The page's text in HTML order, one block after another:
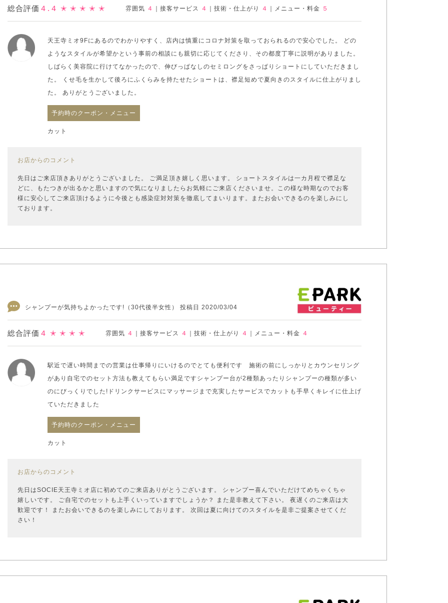
総合評価 ４.４ ✭ ✭ ✭ ✭ ✭ 雰囲気 ４ ｜ 接客サービス ４ ｜ 技術・仕上がり ４ ｜ メニュー・料金 ５
天王寺ミオ9Fにあるのでわかりやすく、店内は慎重にコロナ対策を取っておられるので安心でした。 どの
ようなスタイルが希望かという事前の相談にも親切に応じてくださり、その都度丁寧に説明がありました。
しばらく美容院に行けてなかったので、伸びっぱなしのセミロングをさっぱりショートにしていただきまし
た。 くせ毛を生かして後ろにふくらみを持たせたショートは、襟足短めで夏向きのスタイルに仕上がりまし
た。 ありがとうございました。
予約時のクーポン・メニュー
カット
お店からのコメント
先日はご来店頂きありがとうございました。 ご満足頂き嬉しく思います。 ショートスタイルは一カ月程で襟足な
どに、もたつきが出るかと思いますので気になりましたらお気軽にご来店くださいませ。この様な時期なのでお客
様に安心してご来店頂けるように今後とも感染症対対策を徹底してまいります。またお会いできるのを楽しみにし
ております。
シャンプーが気持ちよかったです! （30代後半女性） 投稿日 2020/03/04
総合評価 ４ ✭ ✭ ✭ ✭ 雰囲気 ４ ｜ 接客サービス ４ ｜ 技術・仕上がり ４ ｜ メニュー・料金 ４
駅近で遅い時間までの営業は仕事帰りにいけるのでとても便利です 施術の前にしっかりとカウンセリング
があり自宅でのセット方法も教えてもらい満足ですシャンプー台が2種類あったりシャンプーの種類が多い
のにびっくりでした!ドリンクサービスにマッサージまで充実したサービスでカットも手早くキレイに仕上げ
ていただきました
予約時のクーポン・メニュー
カット
お店からのコメント
先日はSOCIE天王寺ミオ店に初めてのご来店ありがとうございます。 シャンプー喜んでいただけてめちゃくちゃ
嬉しいです。 ご自宅でのセットも上手くいっていますでしょうか？ また是非教えて下さい。 夜遅くのご来店は大
歓迎です！ またお会いできるのを楽しみにしております。 次回は夏に向けてのスタイルを是非ご提案させてくだ
さい！